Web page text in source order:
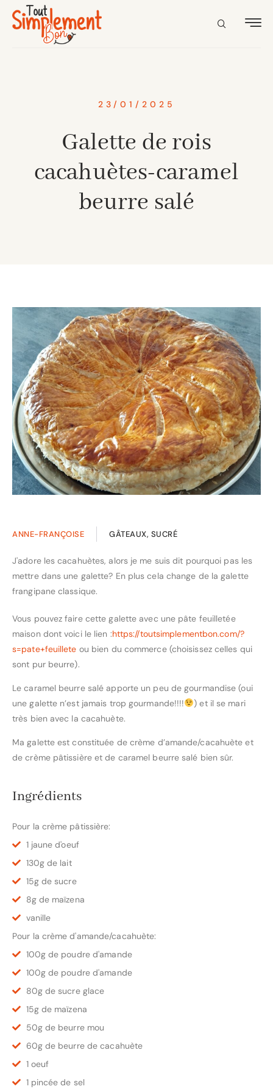
23/01/2025
Galette de rois
cacahuètes-caramel
beurre salé
ANNE-FRANÇOISE GÂTEAUX, SUCRÉ
J'adore les cacahuètes, alors je me suis dit pourquoi pas les
mettre dans une galette? En plus cela change de la galette
frangipane classique.
Vous pouvez faire cette galette avec une pâte feuilletée
maison dont voici le lien :https://toutsimplementbon.com/?
s=pate+feuillete ou bien du commerce (choisissez celles qui
sont pur beurre).
Le caramel beurre salé apporte un peu de gourmandise (oui
une galette n’est jamais trop gourmande!!!!
) et il se mari
très bien avec la cacahuète.
Ma galette est constituée de crème d’amande/cacahuète et
de crème pâtissière et de caramel beurre salé bien sûr.
Ingrédients
Pour la crème pâtissière:
1 jaune d'oeuf
130g de lait
15g de sucre
8g de maïzena
vanille
Pour la crème d'amande/cacahuète:
100g de poudre d'amande
100g de poudre d'amande
80g de sucre glace
15g de maïzena
50g de beurre mou
60g de beurre de cacahuète
1 oeuf
1 pincée de sel